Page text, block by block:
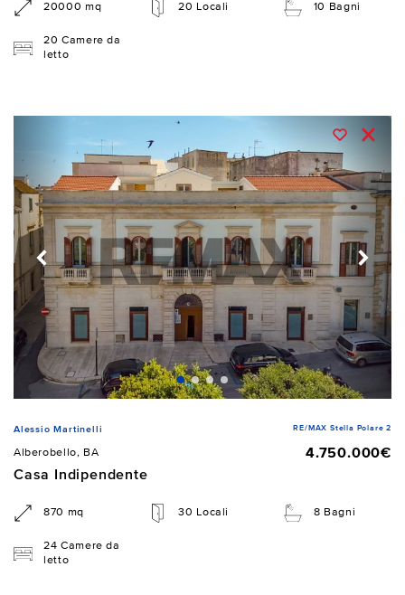
20000 mq 20 Locali 10 Bagni
20 Camere da
letto
Alessio Martinelli RE/MAX Stella Polare 2
Alberobello, BA
4.750.000€
Casa Indipendente
870 mq 30 Locali 8 Bagni
24 Camere da
letto